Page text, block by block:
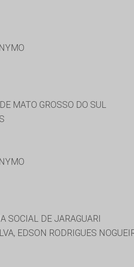
MATO GROSSO DO SUL
SOCIAL DE JARAGUARI
EDSON RODRIGUES